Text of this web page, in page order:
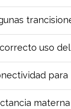
uso
para
materna